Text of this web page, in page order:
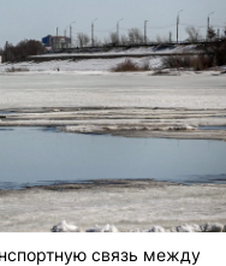
связь между